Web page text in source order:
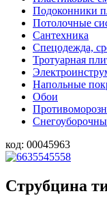
Подоконники
Потолочные
Сантехника
Спецодежда,
Тротуарная
Напольные
Обои
код: 00045963
Струбцина